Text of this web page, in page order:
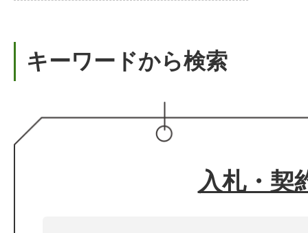
キーワードから検索
入札・契